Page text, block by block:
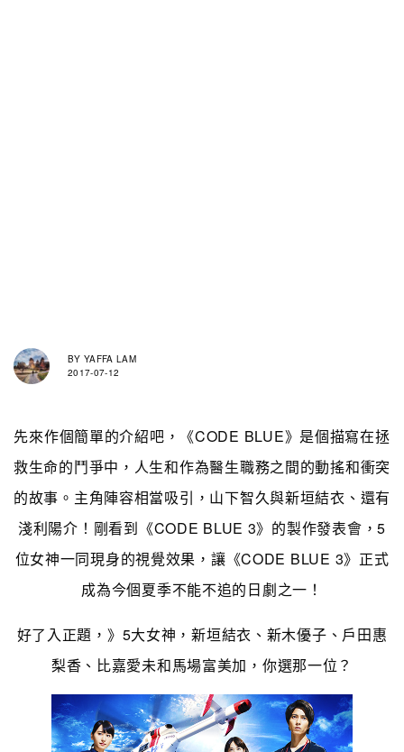
BY YAFFA LAM
2017-07-12
先來作個簡單的介紹吧，《CODE BLUE》是個描寫在拯
救生命的鬥爭中，人生和作為醫生職務之間的動搖和衝突
的故事。主角陣容相當吸引，山下智久與新垣結衣、還有
淺利陽介！剛看到《CODE BLUE 3》的製作發表會，5
位女神一同現身的視覺效果，讓《CODE BLUE 3》正式
成為今個夏季不能不追的日劇之一！
好了入正題，》5大女神，新垣結衣、新木優子、戶田惠
梨香、比嘉愛未和馬場富美加，你選那一位？